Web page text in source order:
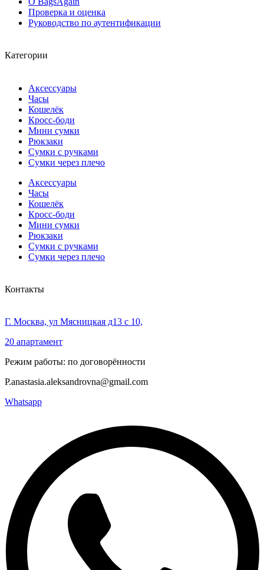
Проверка и оценка
Руководство по аутентификации
Категории
Аксессуары
Часы
Кошелёк
Кросс-боди
Мини сумки
Рюкзаки
Сумки с ручками
Сумки через плечо
Аксессуары
Часы
Кошелёк
Кросс-боди
Мини сумки
Рюкзаки
Сумки с ручками
Сумки через плечо
Контакты
Г. Москва, ул Мясницкая д13 с 10,
20 апартамент
Режим работы: по договорённости
P.anastasia.aleksandrovna@gmail.com
Whatsapp